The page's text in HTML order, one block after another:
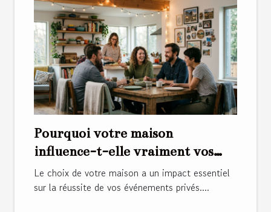
Pourquoi votre maison
influence-t-elle vraiment vos
événements privés ?
Le choix de votre maison a un impact essentiel
sur la réussite de vos événements privés....